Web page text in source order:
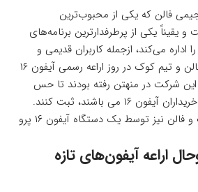
فالن که یکی از محبوب‌ترین
یقیناً یکی از پرطرفدارترین برنامه‌های
می‌کند، ازجمله کاربران قدیمی و
وفادار اپل است. جیمی فالن و تیم کوک در روز اراعه رسمی آیفون ۱۶
این شرکت در منهتن رفته بودند تا حس
کاربرانی را که جزو اولین خریداران آیفون ۱۶ می باشند، ثبت کنند.
بخشی از پیاده‌روی کوک و فالن نیز توسط یک دستگاه آیفون ۱۶ پرو
اراعه آیفون‌های تازه